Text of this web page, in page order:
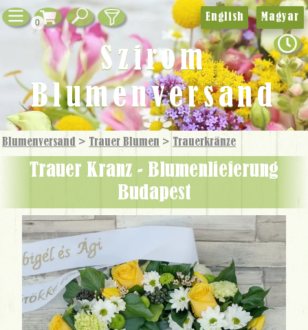
0
Blumenversand > Trauer Blumen > Trauer­kränze
Trauer Kranz - Blumenlieferung
Budapest
English Magyar
Szirom
Blumenversand